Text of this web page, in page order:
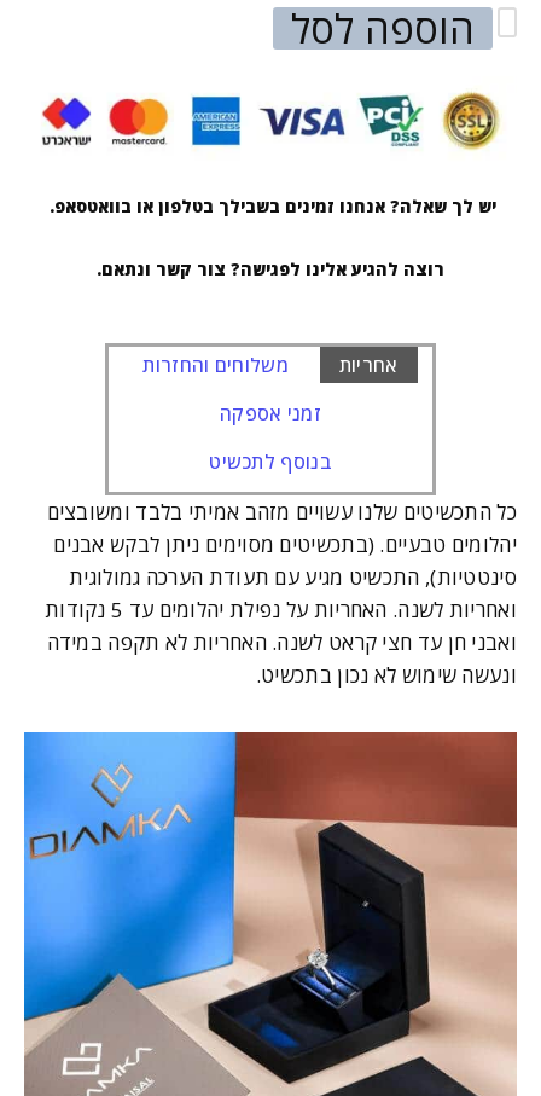
הוספה לסל
יש לך שאלה? אנחנו זמינים בשבילך בטלפון או בוואטסאפ.
רוצה להגיע אלינו לפגישה? צור קשר ונתאם.
אחריות
משלוחים והחזרות
זמני אספקה
בנוסף לתכשיט
כל התכשיטים שלנו עשויים מזהב אמיתי בלבד ומשובצים
יהלומים טבעיים. (בתכשיטים מסוימים ניתן לבקש אבנים
סינטטיות), התכשיט מגיע עם תעודת הערכה גמולוגית
ואחריות לשנה. האחריות על נפילת יהלומים עד 5 נקודות
ואבני חן עד חצי קראט לשנה. האחריות לא תקפה במידה
ונעשה שימוש לא נכון בתכשיט.